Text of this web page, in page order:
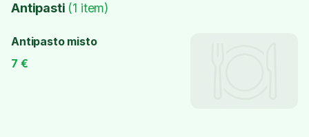
Antipasti (1 item)
Antipasto misto
7 €